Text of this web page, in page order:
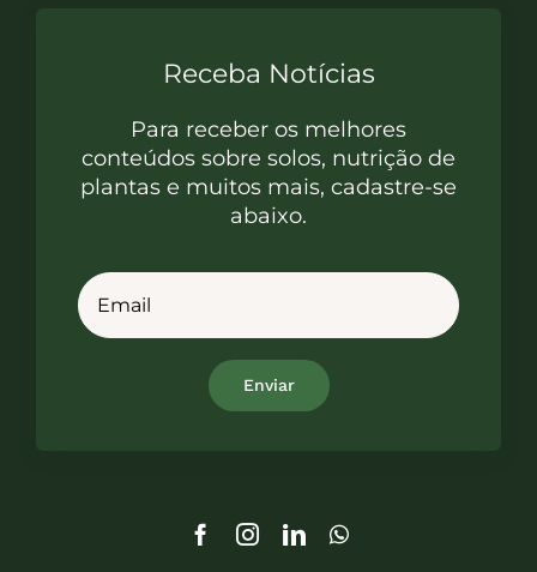
Receba Notícias
Para receber os melhores
conteúdos sobre solos, nutrição de
plantas e muitos mais, cadastre-se
abaixo.